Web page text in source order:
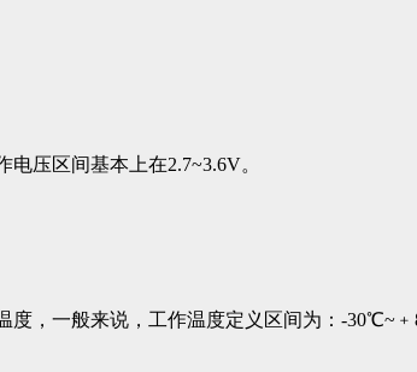
压区间基本上在2.7~3.6V。
度，一般来说，工作温度定义区间为：-